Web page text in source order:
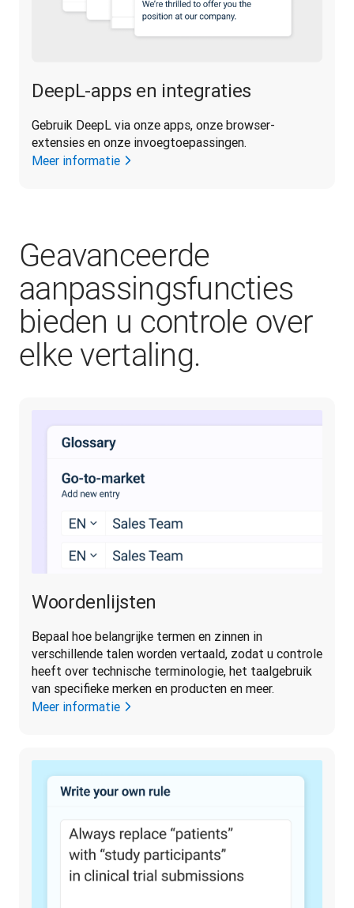
DeepL-apps en integraties
Gebruik DeepL via onze apps, onze browser-
extensies en onze invoegtoepassingen.
Meer informatie
Geavanceerde
aanpassingsfuncties
bieden u controle over
elke vertaling.
Woordenlijsten
Bepaal hoe belangrijke termen en zinnen in
verschillende talen worden vertaald, zodat u controle
heeft over technische terminologie, het taalgebruik
van specifieke merken en producten en meer.
Meer informatie